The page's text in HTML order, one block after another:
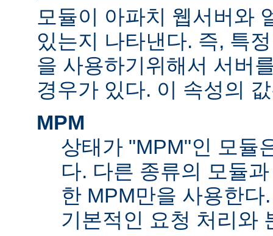
모듈이 아파치 웹서버와
있는지 나타낸다. 즉, 특
을 사용하기위해서 서버
경우가 있다. 이 속성의
MPM
상태가 "MPM"인 모듈
다. 다른 종류의 모듈
한 MPM만을 사용한
기본적인 요청 처리와